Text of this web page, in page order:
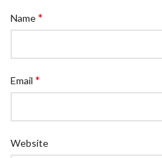
Name*
Email *
Website